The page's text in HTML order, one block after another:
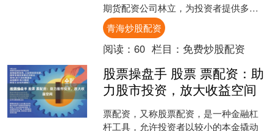
期货配资公司林立，为投资者提供多样
化的选择。 1. **选择信誉良好的平台：
**选择一家受监....
青海炒股配资
阅读： 60 栏目： 免费炒股配资
股票操盘手 股票 票配资：助
力股市投资，放大收益空间
票配资，又称股票配资，是一种金融杠
杆工具，允许投资者以较小的本金撬动